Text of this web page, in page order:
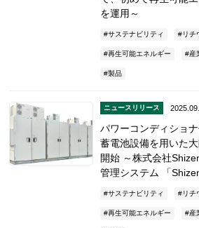
を運用～
サステナビリティ リチ
再生可能エネルギー 産
製品
ニュースリリース
パワーコンディショ
蓄電池設備を用いた
開始 ～株式会社
管理システム 「
サステナビリティ リチ
再生可能エネルギー 産